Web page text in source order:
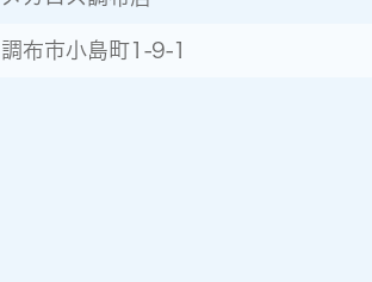
調布市小島町1-9-1